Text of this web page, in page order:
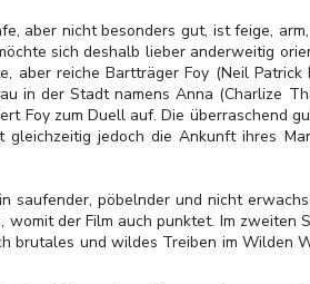
aber nicht besonders gut, ist feige,
sich deshalb lieber anderweitig
reiche Bartträger Foy (Neil Patrick
in der Stadt namens Anna (Charlize
Foy zum Duell auf. Die überraschend
jedoch die Ankunft ihres
saufender, pöbelnder und nicht
womit der Film auch punktet. Im zweiten
brutales und wildes Treiben im Wilden